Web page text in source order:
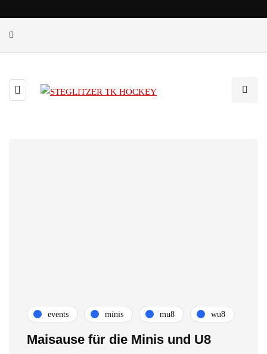
events minis mu8 wu8
Maisause für die Minis und U8